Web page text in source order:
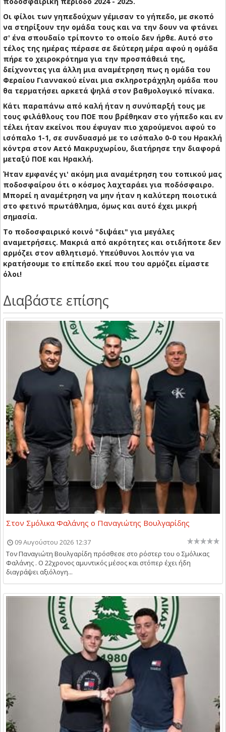
Οι φίλοι των γηπεδούχων γέμισαν το γήπεδο, με σκοπό
να στηρίξουν την ομάδα τους και να την δουν να φτάνει
σ' ένα σπουδαίο τρίποντο το οποίο δεν ήρθε. Αυτό στο
τέλος της ημέρας πέρασε σε δεύτερη μέρα αφού η ομάδα
πήρε το χειροκρότημα για την προσπάθειά της,
δείχνοντας για άλλη μια αναμέτρηση πως η ομάδα του
Φεραίου Γιαννακού είναι μια σκληροτράχηλη ομάδα που
θα τερματήσει αρκετά ψηλά στον βαθμολογικό πίνακα.
Κάτι παραπάνω από καλή ήταν η συνύπαρξή τους με
τους φιλάθλους του ΠΟΕ που βρέθηκαν στο γήπεδο και εν
τέλει ήταν εκείνοι που έφυγαν πιο χαρούμενοι αφού το
ισόπαλο 1-1, σε συνδυασμό με το ισόπαλο 0-0 του Ηρακλή
κόντρα στον Αετό Μακρυχωρίου, διατήρησε την διαφορά
μεταξύ ΠΟΕ και Ηρακλή.
Ήταν εμφανές γι' ακόμη μια αναμέτρηση του τοπικού μας
ποδοσφαίρου ότι ο κόσμος λαχταράει για ποδόσφαιρο.
Μπορεί η αναμέτρηση να μην ήταν η καλύτερη ποιοτικά
στο φετινό πρωτάθλημα, όμως και αυτό έχει μικρή
σημασία.
Το ποδοσφαιρικό κοινό "διψάει" για μεγάλες
αναμετρήσεις. Μακριά από ακρότητες και οτιδήποτε δεν
αρμόζει στον αθλητισμό. Υπεύθυνοι λοιπόν για να
κρατήσουμε το επίπεδο εκεί που του αρμόζει είμαστε
όλοι!
Διαβάστε επίσης
Στον Σμόλικα Φαλάνης ο Παναγιώτης Βουλγαρίδης
09 Αυγούστου 2026 12:37
Τον Παναγιώτη Βουλγαρίδη πρόσθεσε στο ρόστερ του ο Σμόλικας
Φαλάνης . Ο 22χρονος αμυντικός μέσος και στόπερ έχει ήδη
διαγράψει αξιόλογη...